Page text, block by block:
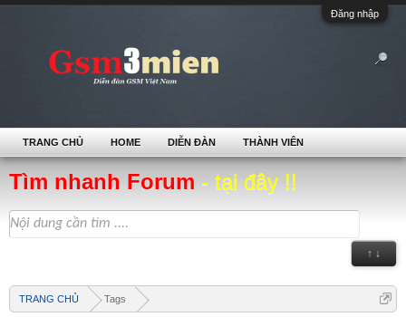
Đăng nhập
Tìm nhanh Forum - tại đây !!
↑ ↓
TRANG CHỦ Tags
TRANG CHỦ HOME DIỄN ĐÀN THÀNH VIÊN